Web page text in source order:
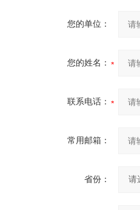
您的单位：
您的姓名：
联系电话：
常用邮箱：
省份：